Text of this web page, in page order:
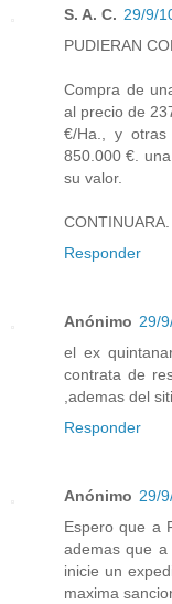
S. A. C. 29/9/
PUDIERAN
Compra de
al precio de
€/Ha., y
850.000 €.
su valor.
CONTINUARA.
Responder
Anónimo 29/
el ex
contrata de
,ademas del
Responder
Anónimo 29/
Espero que a
ademas que
inicie un
maxima